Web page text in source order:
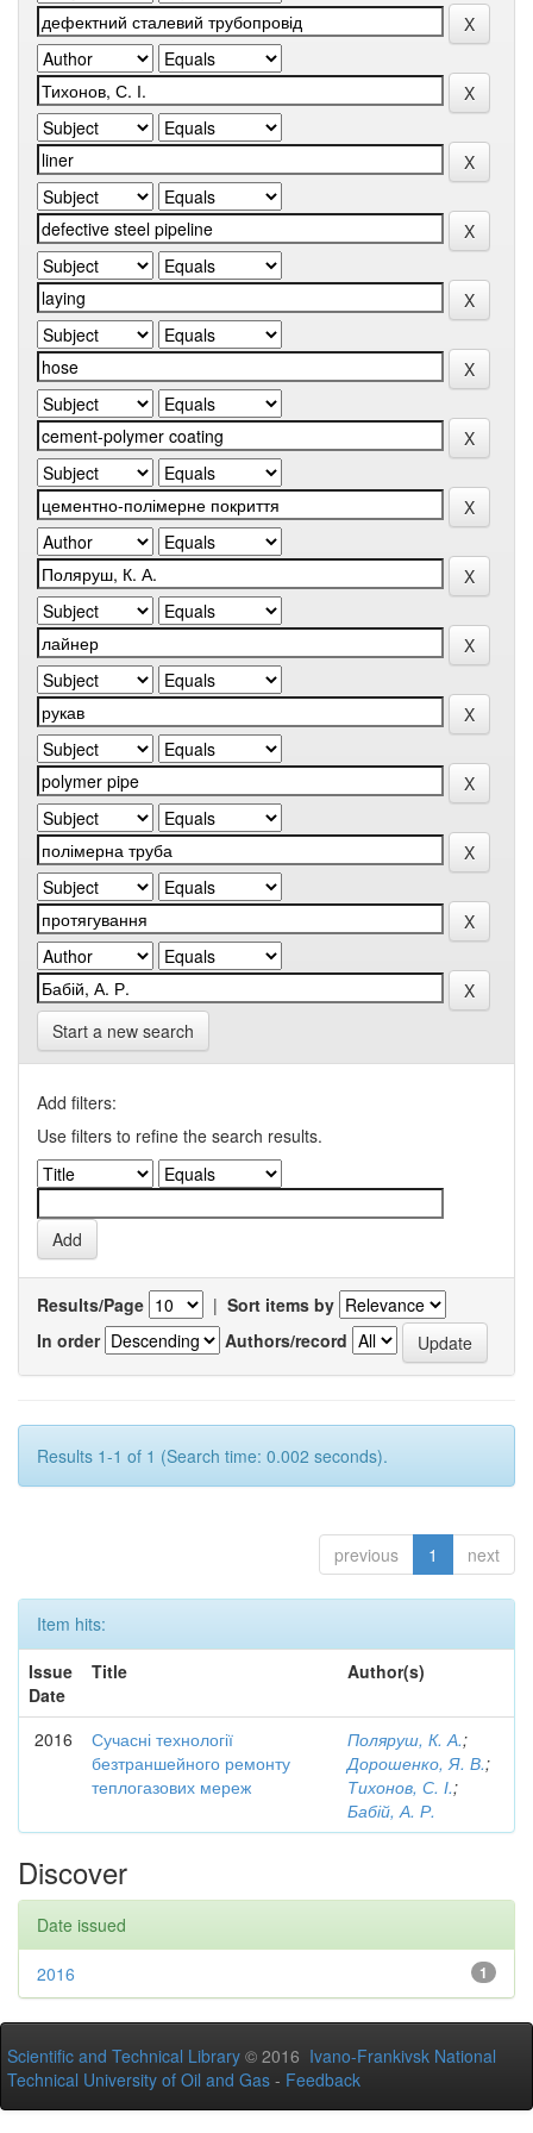
Start a new search
Add filters:
Use filters to refine the search results.
Results/Page | Sort items by
In order
Authors/record
Results 1-1 of 1 (Search time: 0.002 seconds).
previous 1 next
Item hits:
Issue
Date
Title Author(s)
2016
Сучасні технології
безтраншейного ремонту
теплогазових мереж
Поляруш, К. А.;
Дорошенко, Я. В.;
Тихонов, С. І.;
Бабій, А. Р.
Discover
Date issued
1
2016
Scientific and Technical Library © 2016 Ivano-Frankivsk National
Technical University of Oil and Gas - Feedback